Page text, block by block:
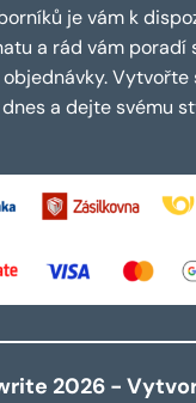
je vám k
a rád vám poradí
objednávky. Vytvořte
a dejte svému
2026 -